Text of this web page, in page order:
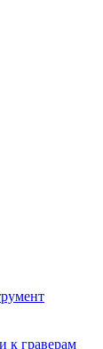
к граверам